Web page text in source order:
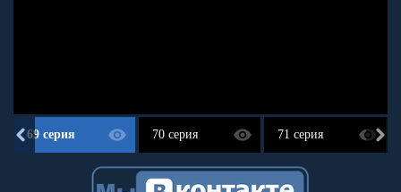
69 серия 70 серия 71 серия